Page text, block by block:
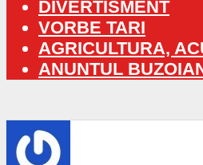
DIVERTISMENT
VORBE TARI
AGRICULTURA,
ANUNTUL